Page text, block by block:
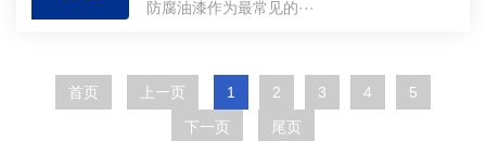
防腐油漆作为最常见的···
首页 上一页 1 2 3 4
5
下一页
尾页